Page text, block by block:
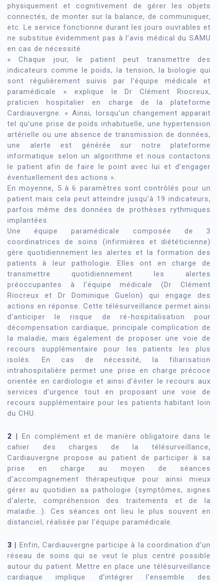
physiquement et cognitivement de gérer les objets
connectés, de monter sur la balance, de communiquer,
etc. Le service fonctionne durant les jours ouvrables et
ne substitue évidemment pas à l’avis médical du SAMU
en cas de nécessité.
« Chaque jour, le patient peut transmettre des
indicateurs comme le poids, la tension, la biologie qui
sont régulièrement suivis par l’équipe médicale et
paramédicale » explique le Dr Clément Riocreux,
praticien hospitalier en charge de la plateforme
Cardiauvergne. « Ainsi, lorsqu’un changement apparait
tel qu’une prise de poids inhabituelle, une hypertension
artérielle ou une absence de transmission de données,
une alerte est générée sur notre plateforme
informatique selon un algorithme et nous contactons
le patient afin de faire le point avec lui et d’engager
éventuellement des actions ».
En moyenne, 5 à 6 paramètres sont contrôlés pour un
patient mais cela peut atteindre jusqu’à 19 indicateurs,
parfois même des données de prothèses rythmiques
implantées.
Une équipe paramédicale composée de 3
coordinatrices de soins (infirmières et diététicienne)
gère quotidiennement les alertes et la formation des
patients à leur pathologie. Elles ont en charge de
transmettre quotidiennement les alertes
préoccupantes à l’équipe médicale (Dr Clément
Riocreux et Dr Dominique Guelon) qui engage des
actions en réponse. Cette télésurveillance permet ainsi
d’anticiper le risque de ré-hospitalisation pour
décompensation cardiaque, principale complication de
la maladie, mais également de proposer une voie de
recours supplémentaire pour les patients les plus
isolés. En cas de nécessité, la filiarisation
intrahospitalière permet une prise en charge précoce
orientée en cardiologie et ainsi d’éviter le recours aux
services d’urgence tout en proposant une voie de
recours supplémentaire pour les patients habitant loin
du CHU.
2 | En complément et de manière obligatoire dans le
cahier des charges de la télésurveillance,
Cardiauvergne propose au patient de participer à sa
prise en charge au moyen de séances
d’accompagnement thérapeutique pour ainsi mieux
gérer au quotidien sa pathologie (symptômes, signes
d’alerte, compréhension des traitements et de la
maladie...). Ces séances ont lieu le plus souvent en
distanciel, réalisée par l’équipe paramédicale.
3 | Enfin, Cardiauvergne participe à la coordination d’un
réseau de soins qui se veut le plus centré possible
autour du patient. Mettre en place une télésurveillance
cardiaque implique d’intégrer l’ensemble des